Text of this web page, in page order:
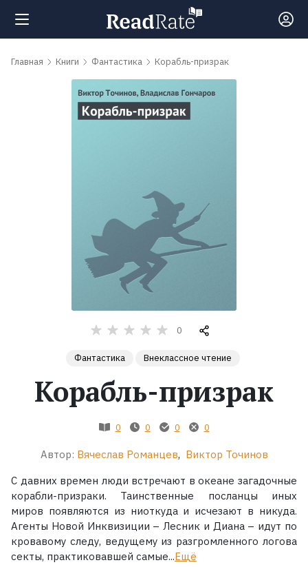
Поиск
обсуждаемые
Экранизации
Коллекции
Главная Книги Фантастика Корабль-призрак
0
Фантастика Внеклассное чтение
Корабль-призрак
0 0 0 0
Автор: Вячеслав Романцев, Виктор Точинов
С давних времен люди встречают в океане загадочные
корабли-призраки. Таинственные посланцы иных
миров появляются из ниоткуда и исчезают в никуда.
Агенты Новой Инквизиции – Лесник и Диана – идут по
кровавому следу, ведущему из разгромленного логова
секты, практиковавшей самые...Ещё